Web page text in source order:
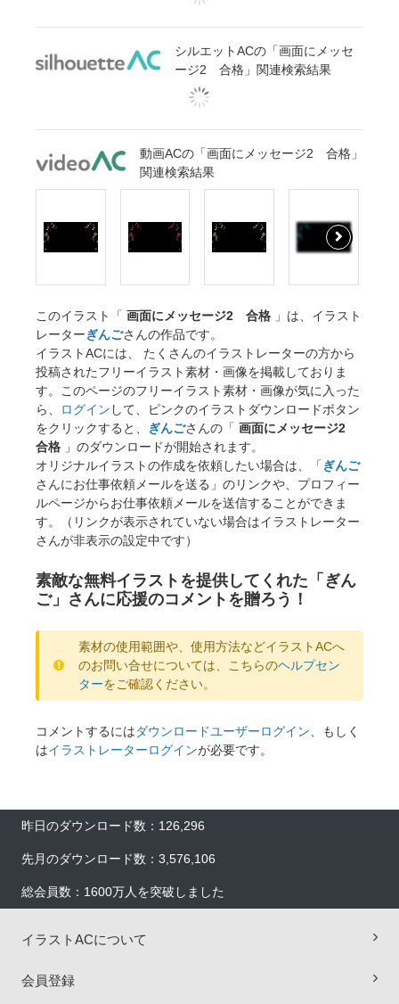
シルエットACの「画面にメッセ
ージ2 合格」関連検索結果
動画ACの「画面にメッセージ2 合格」
関連検索結果
このイラスト「 画面にメッセージ2 合格 」は、イラスト
レーターぎんごさんの作品です。
イラストACには、 たくさんのイラストレーターの方から
投稿されたフリーイラスト素材・画像を掲載しておりま
す。このページのフリーイラスト素材・画像が気に入った
ら、
ログイン して、ピンクのイラストダウンロードボタン
をクリックすると、
ぎんごさんの「 画面にメッセージ2
合格 」のダウンロードが開始されます。
オリジナルイラストの作成を依頼したい場合は、「 ぎんご
さんにお仕事依頼メールを送る」のリンクや、プロフィー
ルページからお仕事依頼メールを送信することができま
す。（リンクが表示されていない場合はイラストレーター
さんが非表示の設定中です）
素敵な無料イラストを提供してくれた「ぎん
ご」さんに応援のコメントを贈ろう！
素材の使用範囲や、使用方法などイラストACへ
のお問い合せについては、こちらのヘルプセン
ターをご確認ください。
コメントするにはダウンロードユーザーログイン 、もしく
はイラストレーターログインが必要です。
昨日のダウンロード数：126,296
先月のダウンロード数：3,576,106
総会員数：1600万人を突破しました
イラストACについて
会員登録